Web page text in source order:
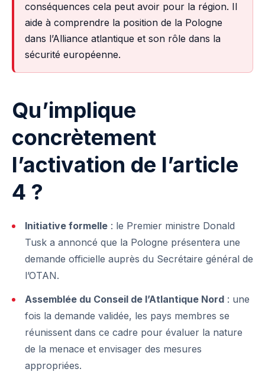
conséquences cela peut avoir pour la région. Il
aide à comprendre la position de la Pologne
dans l’Alliance atlantique et son rôle dans la
sécurité européenne.
Qu’implique
concrètement
l’activation de l’article
4 ?
Initiative formelle : le Premier ministre Donald
Tusk a annoncé que la Pologne présentera une
demande officielle auprès du Secrétaire général de
l’OTAN.
Assemblée du Conseil de l’Atlantique Nord : une
fois la demande validée, les pays membres se
réunissent dans ce cadre pour évaluer la nature
de la menace et envisager des mesures
appropriées.